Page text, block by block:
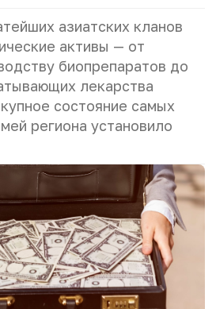
азиатских кланов
активы — от
биопрепаратов до
лекарства
состояние самых
региона установило